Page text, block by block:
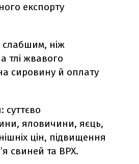
експорту
слабшим, ніж
тлі жвавого
сировину й оплату
суттєво
яловичини, яєць,
цін, підвищення
свиней та ВРХ.